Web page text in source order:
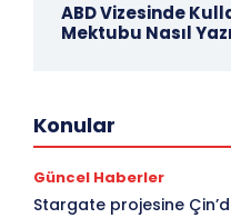
ABD Vizesinde
Mektubu Nasıl
Konular
Güncel Haberler
Stargate projesine